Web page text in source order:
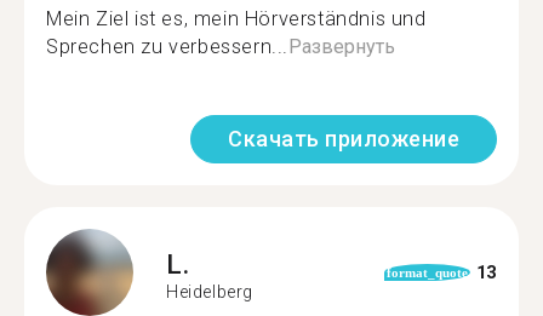
Mein Ziel ist es, mein Hörverständnis und
Sprechen zu verbessern...Развернуть
Скачать приложение
L.
Heidelberg
format_quote 13